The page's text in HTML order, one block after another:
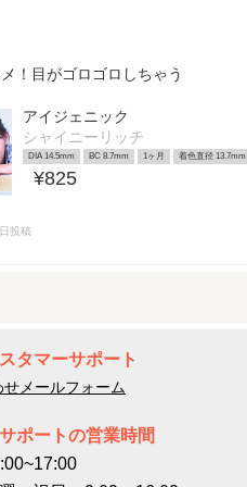
！目がゴロゴロしちゃう
アイジェニック
シャイニーリッチ
DIA 14.5mm BC 8.7mm 1ヶ月 着色直径 13.7mm
¥825
投稿
タマーサポート
せメールフォーム
ポートの営業時間